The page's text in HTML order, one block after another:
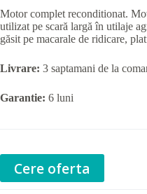
Motor complet reconditionat.
utilizat pe scară largă în utilaje
găsit pe macarale de ridicare,
Livrare: 3 saptamani de la
Garantie: 6 luni
Cere oferta